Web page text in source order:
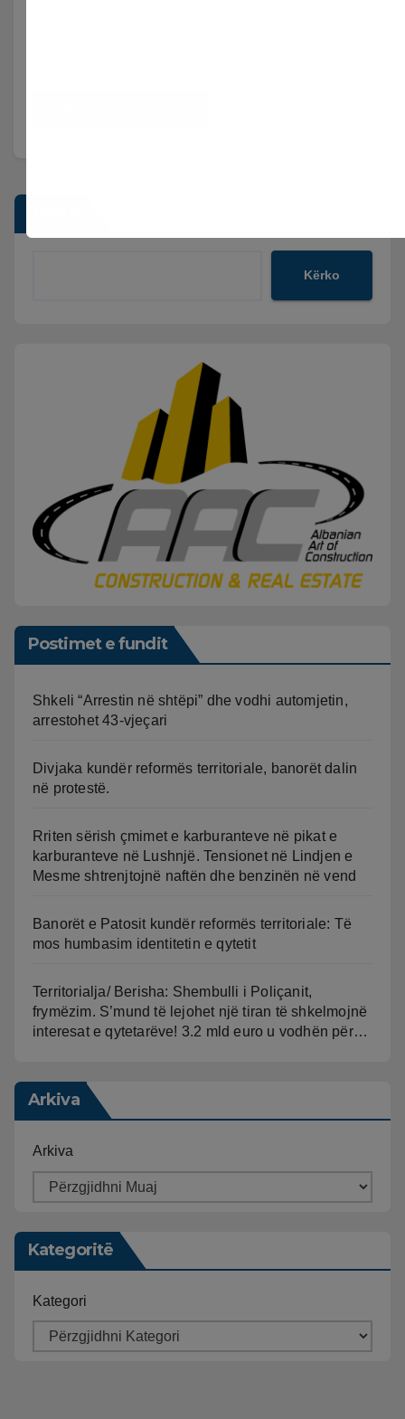
Kërko
Postimet e fundit
Shkeli “Arrestin në shtëpi” dhe vodhi automjetin,
arrestohet 43-vjeçari
Divjaka kundër reformës territoriale, banorët dalin
në protestë.
Rriten sërish çmimet e karburanteve në pikat e
karburanteve në Lushnjë. Tensionet në Lindjen e
Mesme shtrenjtojnë naftën dhe benzinën në vend
Banorët e Patosit kundër reformës territoriale: Të
mos humbasim identitetin e qytetit
Territorialja/ Berisha: Shembulli i Poliçanit,
frymëzim. S’mund të lejohet një tiran të shkelmojnë
interesat e qytetarëve! 3.2 mld euro u vodhën për…
Arkiva
Arkiva
Kategoritë
Kategori